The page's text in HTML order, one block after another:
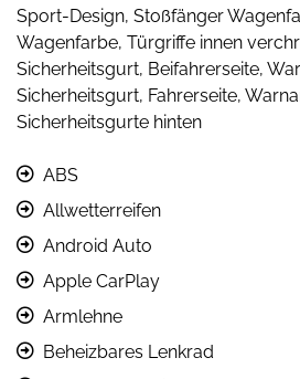
Sport-Design, Stoßfänger
Wagenfarbe, Türgriffe innen
Sicherheitsgurt, Beifahrerseite,
Sicherheitsgurt, Fahrerseite,
Sicherheitsgurte hinten
ABS
Allwetterreifen
Android Auto
Apple CarPlay
Armlehne
Beheizbares Lenkrad